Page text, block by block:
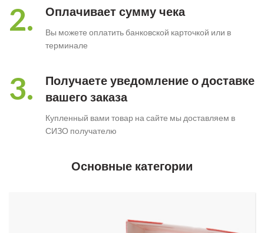
2. Оплачивает сумму чека
Вы можете оплатить банковской карточкой или в
терминале
3.
Получаете уведомление о доставке
вашего заказа
Купленный вами товар на сайте мы доставляем в
СИЗО получателю
Основные категории